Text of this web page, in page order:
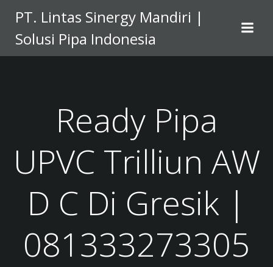
to
content
PT. Lintas Sinergy Mandiri |
Solusi Pipa Indonesia
Ready Pipa
UPVC Trilliun AW
D C Di Gresik |
081333273305